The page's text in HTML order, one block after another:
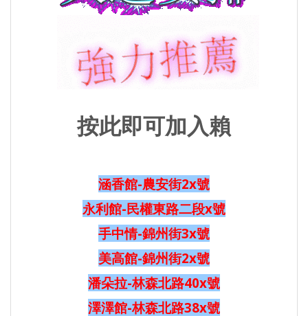
按此即可加入賴
涵香館-農安街2x號
永利館-民權東路二段x號
手中情-錦州街3x號
美高館-錦州街2x號
潘朵拉-林森北路40x號
澤澤館-林森北路38x號